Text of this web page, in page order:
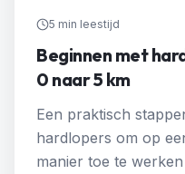
5 min leestijd
Beginnen met
0 naar 5 km
Een praktisch
hardlopers om op
manier toe te